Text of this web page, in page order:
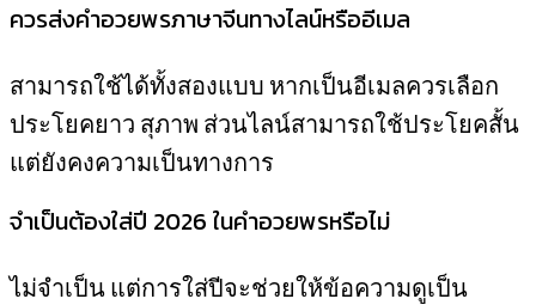
ควรส่งคำอวยพรภาษาจีนทางไลน์หรืออีเมล
สามารถใช้ได้ทั้งสองแบบ หากเป็นอีเมลควรเลือก
ประโยคยาว สุภาพ ส่วนไลน์สามารถใช้ประโยคสั้น
แต่ยังคงความเป็นทางการ
จำเป็นต้องใส่ปี 2026 ในคำอวยพรหรือไม่
ไม่จำเป็น แต่การใส่ปีจะช่วยให้ข้อความดูเป็น